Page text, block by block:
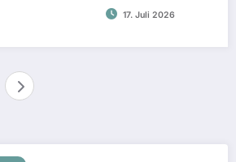
17. Juli 2026